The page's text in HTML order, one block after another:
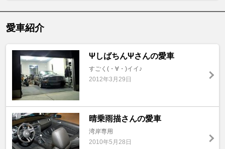
愛車紹介
ΨしばちんΨさんの愛車
すごく(・∀・)イイ♪
2012年3月29日
晴乗雨描さんの愛車
湾岸専用
2010年5月28日